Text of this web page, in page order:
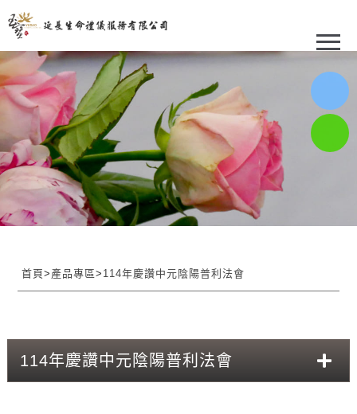
首頁> 產品專區> 114年慶讚中元陰陽普利法會
114年慶讚中元陰陽普利法會